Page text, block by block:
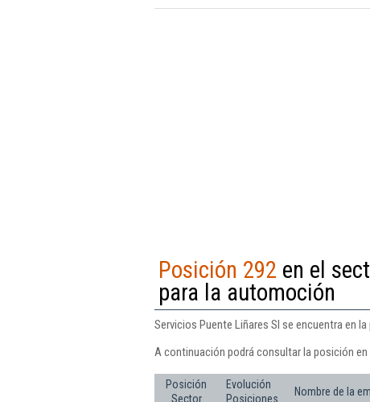
Posición 292 en el
para la automoción
Servicios Puente Liñares Sl se encuentra en
A continuación podrá consultar la posición
Posición
Sector
Evolución
Posiciones
Nombre de la